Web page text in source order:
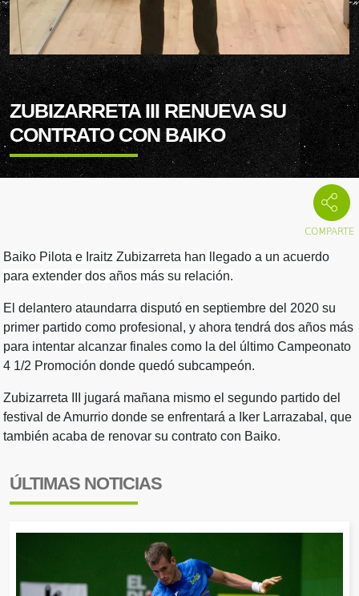
ZUBIZARRETA III RENUEVA SU
CONTRATO CON BAIKO
Baiko Pilota e Iraitz Zubizarreta han llegado a un acuerdo
para extender dos años más su relación.
El delantero ataundarra disputó en septiembre del 2020 su
primer partido como profesional, y ahora tendrá dos años más
para intentar alcanzar finales como la del último Campeonato
4 1/2 Promoción donde quedó subcampeón.
Zubizarreta III jugará mañana mismo el segundo partido del
festival de Amurrio donde se enfrentará a Iker Larrazabal, que
también acaba de renovar su contrato con Baiko.
ÚLTIMAS NOTICIAS